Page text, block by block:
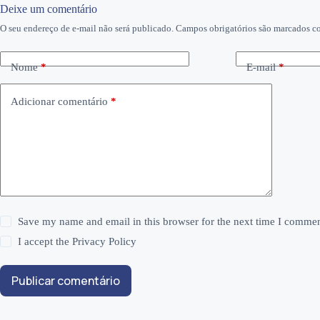
Deixe um comentário
O seu endereço de e-mail não será publicado. Campos obrigatórios são marcados
Nome* E-mail*
Adicionar comentário *
Save my name and email in this browser for the next time I
I accept thePrivacy Policy
Publicar comentário